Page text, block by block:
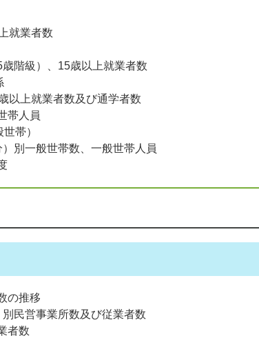
就業者数
階級）、15歳以上就業者数
以上就業者数及び通学者数
帯人員
帯）
別一般世帯数、一般世帯人員
の推移
民営事業所数及び従業者数
者数